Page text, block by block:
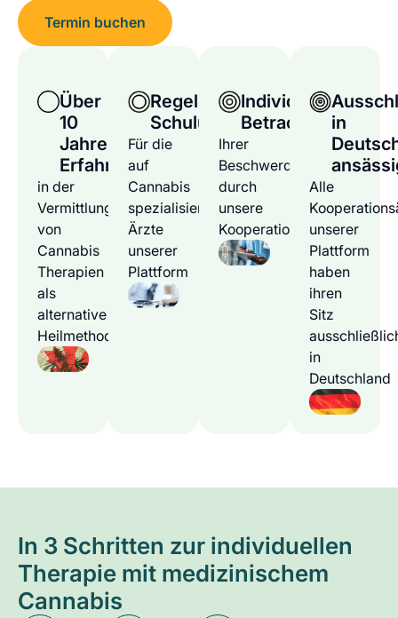
Termin buchen
Über
10
Jahre
Erfahrung
in der
Vermittlung
von
Cannabis
Therapien
als
alternative
Heilmethode
Regelmäßige
Schulungen
Für die
auf
Cannabis
spezialisierten
Ärzte
unserer
Plattform
Individuelle
Betrachtung
Ihrer
Beschwerden
durch
unsere
Kooperationsärzte
in
Alle
unserer
Plattform
haben
ihren
Sitz
in
Deutschland
In 3 Schritten zur individuellen
Therapie mit medizinischem
Cannabis